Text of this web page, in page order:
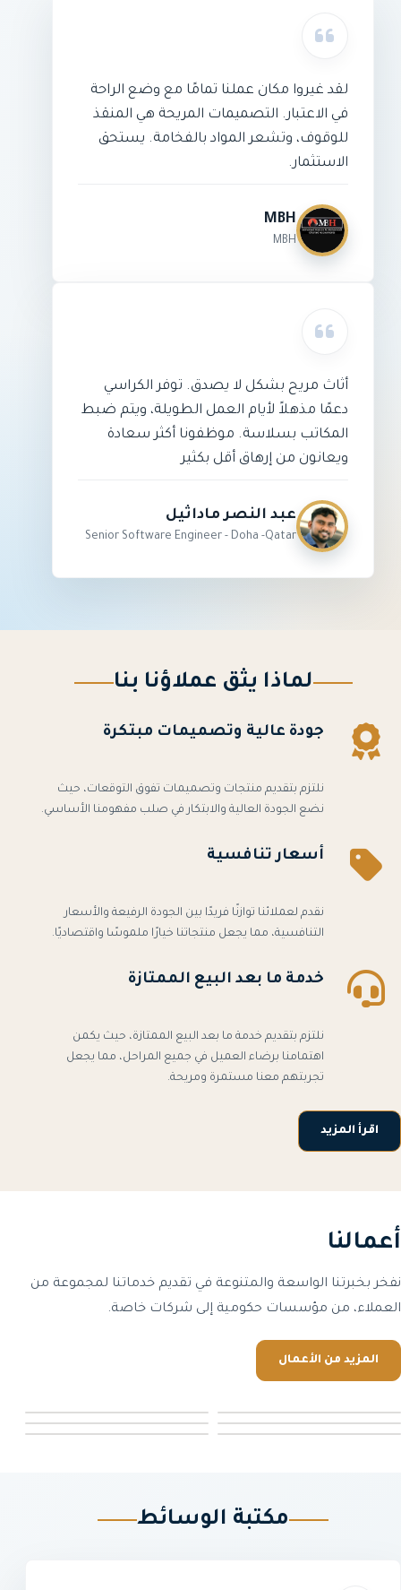
لقد غيروا مكان عملنا تمامًا مع وضع الراحة
في الاعتبار. التصميمات المريحة هي المنقذ
للوقوف، وتشعر المواد بالفخامة. يستحق
الاستثمار.
MBH
MBH
أثاث مريح بشكل لا يصدق. توفر الكراسي
دعمًا مذهلاً لأيام العمل الطويلة، ويتم ضبط
المكاتب بسلاسة. موظفونا أكثر سعادة
ويعانون من إرهاق أقل بكثير
عبد النصر ماداثيل
Senior Software Engineer - Doha -Qatar
لماذا يثق عملاؤنا بنا
جودة عالية وتصميمات مبتكرة
نلتزم بتقديم منتجات وتصميمات تفوق التوقعات، حيث
نضع الجودة العالية والابتكار في صلب مفهومنا الأساسي.
أسعار تنافسية
نقدم لعملائنا توازنًا فريدًا بين الجودة الرفيعة والأسعار
التنافسية، مما يجعل منتجاتنا خيارًا ملموسًا واقتصاديًا.
خدمة ما بعد البيع الممتازة
نلتزم بتقديم خدمة ما بعد البيع الممتازة، حيث يكمن
اهتمامنا برضاء العميل في جميع المراحل، مما يجعل
تجربتهم معنا مستمرة ومريحة.
اقرأ المزيد
أعمالنا
نفخر بخبرتنا الواسعة والمتنوعة في تقديم خدماتنا لمجموعة من
العملاء، من مؤسسات حكومية إلى شركات خاصة.
المزيد من الأعمال
مكتبة الوسائط